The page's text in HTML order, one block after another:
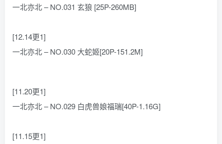
一北亦北 – NO.031 玄狼 [25P-260MB]
[12.14更1]
一北亦北 – NO.030 大蛇姬[20P-151.2M]
[11.20更1]
一北亦北 – NO.029 白虎兽娘福瑞[40P-1.16G]
[11.15更1]